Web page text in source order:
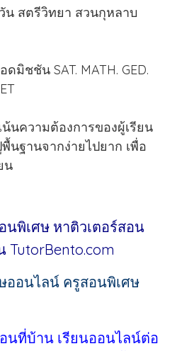
น สตรีวิทยา สวนกุหลาบ
มิชชัน SAT. MATH. GED.
นความต้องการของผู้เรียน
นฐานจากง่ายไปยาก เพื่อ
น
นพิเศษ หาติวเตอร์สอน
TutorBento.com
ออนไลน์ ครูสอนพิเศษ
นที่บ้าน เรียนออนไลน์ต่อ